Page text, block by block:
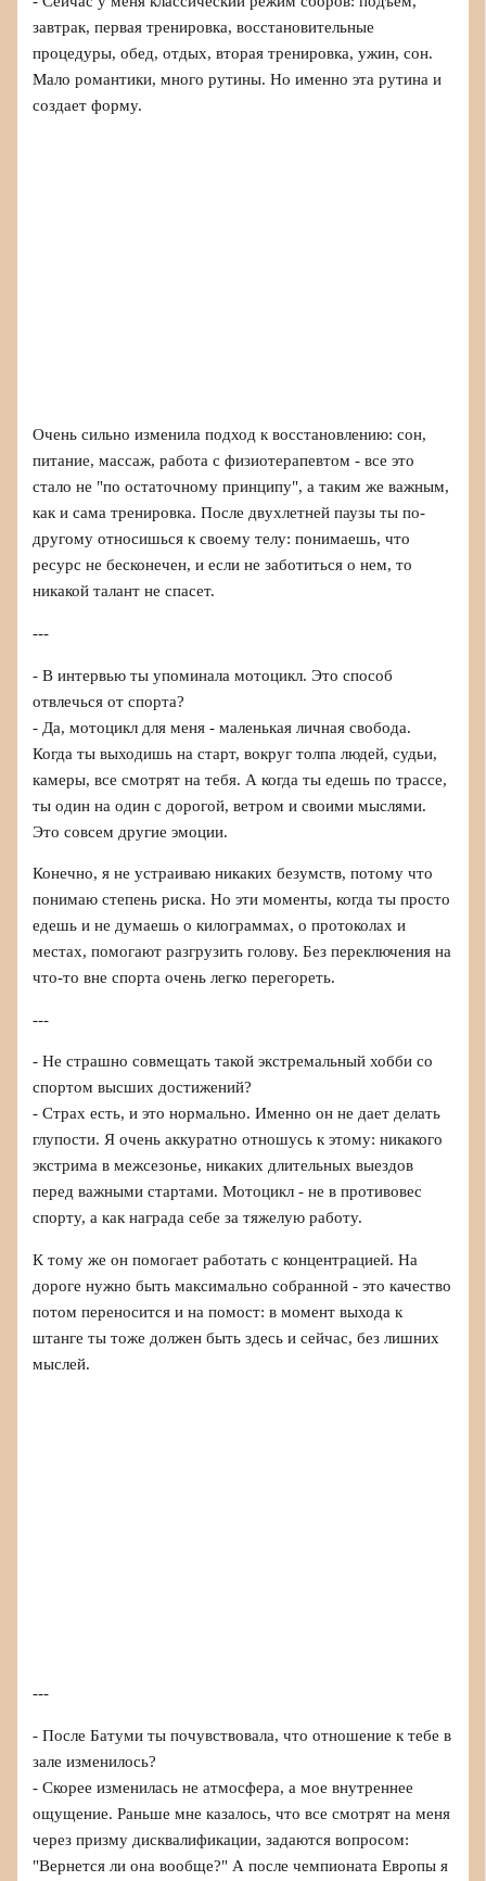
завтрак, первая тренировка, восстановительные
процедуры, обед, отдых, вторая тренировка, ужин, сон.
Мало романтики, много рутины. Но именно эта рутина и
создает форму.
Очень сильно изменила подход к восстановлению: сон,
питание, массаж, работа с физиотерапевтом - все это
стало не "по остаточному принципу", а таким же важным,
как и сама тренировка. После двухлетней паузы ты по-
другому относишься к своему телу: понимаешь, что
ресурс не бесконечен, и если не заботиться о нем, то
никакой талант не спасет.
---
- В интервью ты упоминала мотоцикл. Это способ
отвлечься от спорта?
- Да, мотоцикл для меня - маленькая личная свобода.
Когда ты выходишь на старт, вокруг толпа людей, судьи,
камеры, все смотрят на тебя. А когда ты едешь по трассе,
ты один на один с дорогой, ветром и своими мыслями.
Это совсем другие эмоции.
Конечно, я не устраиваю никаких безумств, потому что
понимаю степень риска. Но эти моменты, когда ты просто
едешь и не думаешь о килограммах, о протоколах и
местах, помогают разгрузить голову. Без переключения на
что-то вне спорта очень легко перегореть.
---
- Не страшно совмещать такой экстремальный хобби со
спортом высших достижений?
- Страх есть, и это нормально. Именно он не дает делать
глупости. Я очень аккуратно отношусь к этому: никакого
экстрима в межсезонье, никаких длительных выездов
перед важными стартами. Мотоцикл - не в противовес
спорту, а как награда себе за тяжелую работу.
К тому же он помогает работать с концентрацией. На
дороге нужно быть максимально собранной - это качество
потом переносится и на помост: в момент выхода к
штанге ты тоже должен быть здесь и сейчас, без лишних
мыслей.
---
- После Батуми ты почувствовала, что отношение к тебе в
зале изменилось?
- Скорее изменилась не атмосфера, а мое внутреннее
ощущение. Раньше мне казалось, что все смотрят на меня
через призму дисквалификации, задаются вопросом:
"Вернется ли она вообще?" А после чемпионата Европы я